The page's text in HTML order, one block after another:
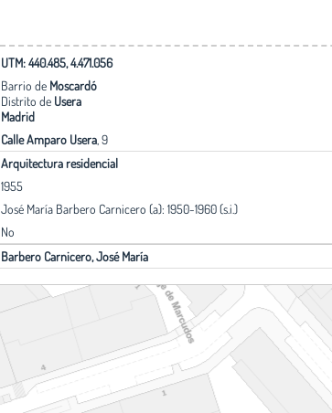
UTM: 440.485, 4.471.056
Barrio de Moscardó
Distrito de Usera
Madrid
Calle Amparo Usera , 9
Arquitectura residencial
1955
José María Barbero Carnicero (a): 1950-1960 (s.i.)
No
Barbero Carnicero, José María